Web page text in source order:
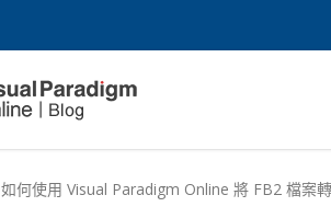
如何使用 Visual Paradigm Online 將 FB2 檔案